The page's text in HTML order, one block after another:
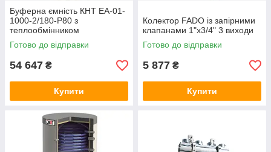
Буферна ємність КНТ ЕА-01-
1000-2/180-P80 з
теплообмінником
Готово до відправки
54 647 ₴
Купити
Колектор FADO із запірними
клапанами 1"х3/4" 3 виходи
Готово до відправки
5 877 ₴
Купити